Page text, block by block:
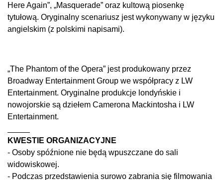
Here Again”, „Masquerade” oraz kultową piosenkę
tytułową. Oryginalny scenariusz jest wykonywany w języku
angielskim (z polskimi napisami).
„The Phantom of the Opera” jest produkowany przez
Broadway Entertainment Group we współpracy z LW
Entertainment. Oryginalne produkcje londyńskie i
nowojorskie są dziełem Camerona Mackintosha i LW
Entertainment.
KWESTIE ORGANIZACYJNE
- Osoby spóźnione nie będą wpuszczane do sali
widowiskowej.
- Podczas przedstawienia surowo zabrania się filmowania